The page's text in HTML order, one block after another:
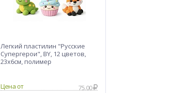
Легкий пластилин "Русские
Супергерои", BY, 12 цветов,
23х6см, полимер
Цена от 75.00